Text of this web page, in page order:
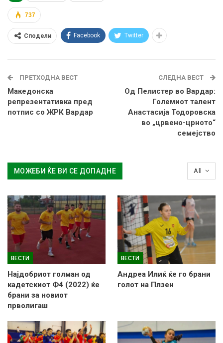
737
Сподели Facebook Twitter
ПРЕТХОДНА ВЕСТ
Македонска
репрезентативка пред
потпис со ЖРК Вардар
СЛЕДНА ВЕСТ
Од Пелистер во Вардар:
Големиот талент
Анастасија Тодоровска
во „црвено-црното“
семејство
All
МОЖЕБИ ЌЕ ВИ СЕ ДОПАДНЕ
ВЕСТИ
Најдобриот голман од
кадетскиот Ф4 (2022) ќе
брани за новиот
прволигаш
ВЕСТИ
Андреа Илиќ ќе го брани
голот на Плзен